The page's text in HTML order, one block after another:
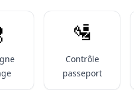
🛂
Contrôle
passeport